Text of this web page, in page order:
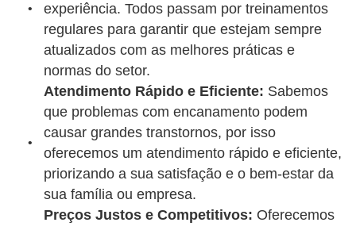
experiência. Todos passam por treinamentos
regulares para garantir que estejam sempre
atualizados com as melhores práticas e
normas do setor.
Atendimento Rápido e Eficiente: Sabemos
que problemas com encanamento podem
causar grandes transtornos, por isso
oferecemos um atendimento rápido e eficiente,
priorizando a sua satisfação e o bem-estar da
sua família ou empresa.
Preços Justos e Competitivos: Oferecemos